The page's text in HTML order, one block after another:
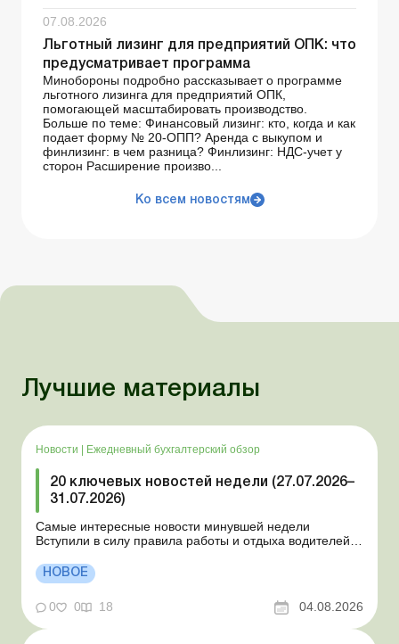
07.08.2026
Льготный лизинг для предприятий ОПК: что
предусматривает программа
Минобороны подробно рассказывает о программе
льготного лизинга для предприятий ОПК,
помогающей масштабировать производство.
Больше по теме: Финансовый лизинг: кто, когда и как
подает форму № 20-ОПП? Аренда с выкупом и
финлизинг: в чем разница? Финлизинг: НДС-учет у
сторон Расширение произво...
Ко всем новостям
Лучшие материалы
Новости | Ежедневный бухгалтерский обзор
20 ключевых новостей недели (27.07.2026–
31.07.2026)
Самые интересные новости минувшей недели
Вступили в силу правила работы и отдыха водителей
положении Для сельхозпредприятий и ФЛП введены
новые разовые статистические формы Со 2 августа
изменяется порядок зачисления отдельных периодов
работы в стр...
НОВОЕ
0 0 18 04.08.2026